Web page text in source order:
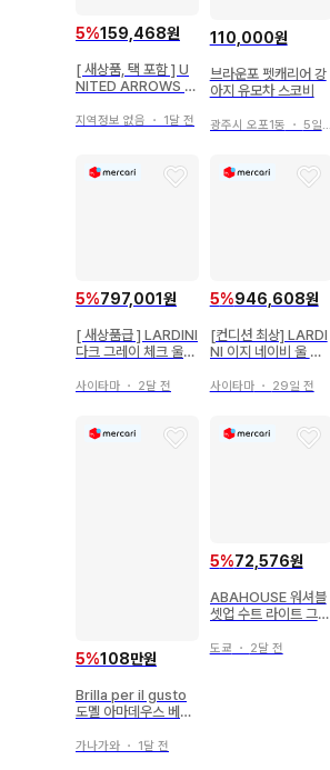
5%159,468원
[ 새상품, 택 포함 ] U
NITED ARROWS 남
지역정보 없음 ・ 1달 전
110,000원
브라운포 펫캐리어 강
아지 유모차 스코비
광주시 오포1동 ・ 5일 전
5%797,001원
[ 새상품급 ] LARDINI
다크 그레이 체크 울
사이타마 ・ 2달 전
5%946,608원
[컨디션 최상] LARDI
NI 이지 네이비 울 수
사이타마・ 29일 전
5%108만원
Brilla per il gusto
도멜 아마데우스 베이
가나가와 ・ 1달 전
5%72,576원
ABAHOUSE 워셔블
셋업 수트 라이트 그레
도쿄 ・ 2달 전